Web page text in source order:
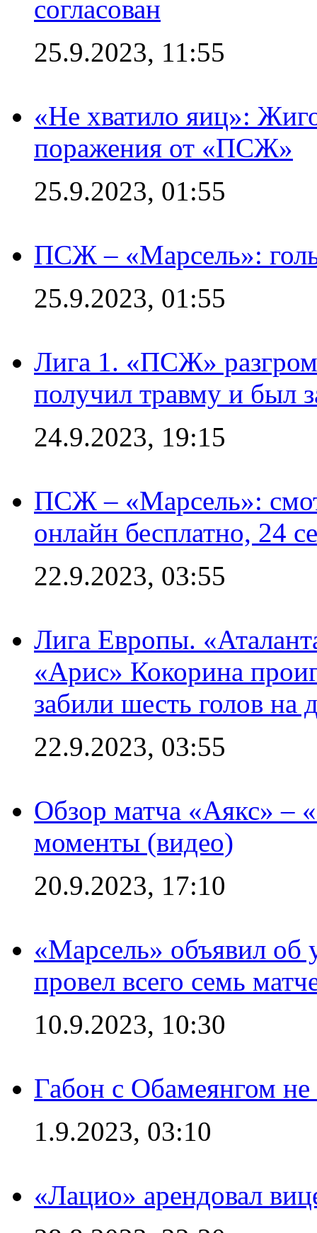
согласован
25.9.2023, 11:55
«Не хватило яиц»:
поражения от «ПСЖ»
25.9.2023, 01:55
ПСЖ – «Марсель»:
25.9.2023, 01:55
Лига 1. «ПСЖ»
получил травму и был
24.9.2023, 19:15
ПСЖ – «Марсель»:
онлайн бесплатно, 24
22.9.2023, 03:55
Лига Европы.
«Арис» Кокорина
забили шесть голов на
22.9.2023, 03:55
Обзор матча «Аякс» –
моменты (видео)
20.9.2023, 17:10
«Марсель» объявил об
провел всего семь
10.9.2023, 10:30
Габон с Обамеянгом
1.9.2023, 03:10
«Лацио» арендовал